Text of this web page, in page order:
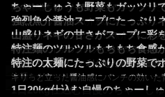
味の決め手!!たっぷ...
熟成味噌を使った濃厚でまろやかなこ
チした人気NO.1の...
ちゃーしゅうも野菜もガッツリ
魚粉もたっぷりで魚介系のダシをガツ
でパンチを加える!...
強烈魚介醤油スープにたっぷり
特製魚介香味油と数種類の魚介ダシを
カッターでカット...
山盛りネギの甘さがスープに彩
動物系×魚介系のスープに熟成味噌を合
専用のねぎカッタ...
特注麺のツルツルもちもち食感
魚介ダシをガツンと利かせた濃厚な旨
注麺をガッツリ堪...
特注の太麺にたっぷりの野菜で
キリっと立った醤油感にパンチの効い
して辿り着いた特...
1日20kg仕込む自慢のちゃーし